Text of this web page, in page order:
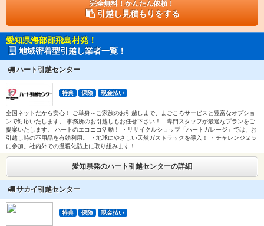
完全無料！かんたん依頼！
引越し見積もりをする
愛知県海部郡飛島村発！
地域密着型引越し業者一覧！
ハート引越センター
特典 保険 現金払い
全国ネットだから安心！ ご単身～ご家族のお引越しまで、まごころサービスと豊富なオプショ
ンで対応いたします。 事務所のお引越しもお任せ下さい！ 専門スタッフが最適なプランをご
提案いたします。 ハートのエコニコ活動！ ・リサイクルショップ「ハートガレージ」では、お
引越し時の不用品を有効利用。 ・地球にやさしい天然ガストラックを導入！ ・チャレンジ２５
に参加。社内外での温暖化防止に取り組みます！
愛知県発のハート引越センターの詳細
サカイ引越センター
特典 保険 現金払い